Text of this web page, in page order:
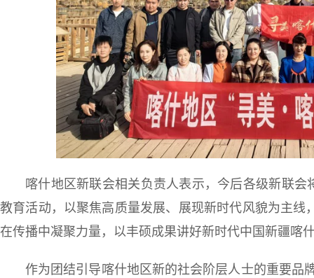
喀什地区新联会相关负责人表示，今后各级新联会
教育活动，以聚焦高质量发展、展现新时代风貌为主
在传播中凝聚力量，以丰硕成果讲好新时代中国新疆喀
作为团结引导喀什地区新的社会阶层人士的重要品